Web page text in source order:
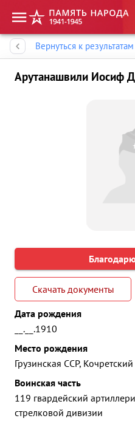
Вернуться к
Арутанашвили Иосиф
Скачать документы
Дата рождения
__.__.1910
Место рождения
Грузинская ССР,
Воинская часть
119 гвардейский
стрелковой дивизии
Память народа